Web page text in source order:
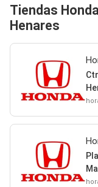
Tiendas
Henares